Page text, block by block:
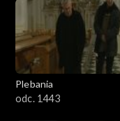
Plebania
odc. 1443